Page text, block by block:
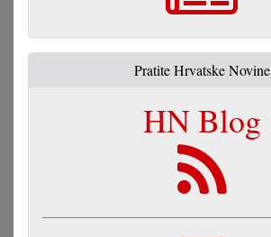
Pratite Hrvatske Novine
HN Blog